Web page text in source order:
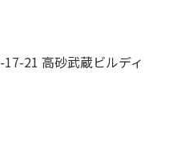
21 高砂武蔵ビルディ